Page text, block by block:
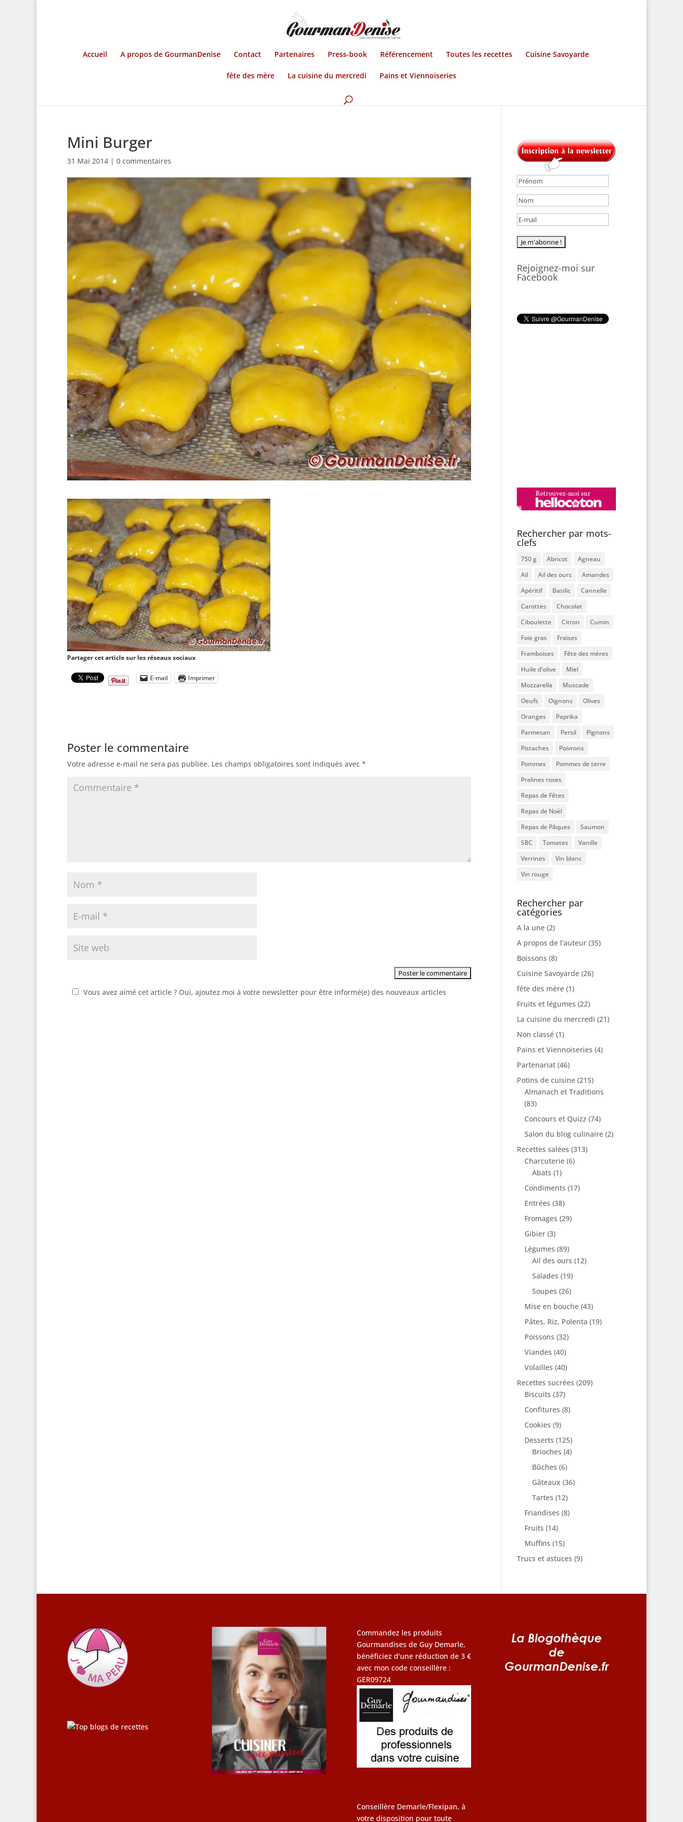
Accueil A propos de GourmanDenise Contact Partenaires Press-book Référencement Toutes les recettes Cuisine Savoyarde
fête des mère La cuisine du mercredi Pains et Viennoiseries
Mini Burger
31 Mai 2014 | 0 commentaires
Partager cet article sur les réseaux sociaux
E-mail Imprimer
Poster le commentaire
Votre adresse e-mail ne sera pas publiée. Les champs obligatoires sont indiqués avec *
Vous avez aimé cet article ? Oui, ajoutez moi à votre newsletter pour être informé(e) des nouveaux articles
Rejoignez-moi sur
Facebook
Rechercher par mots-
clefs
750 g Abricot
Agneau
Ail
Ail des ours
Amandes
Apéritif
Basilic
Cannelle
Carottes
Chocolat
Ciboulette
Citron
Cumin
Foie gras
Fraises
Framboises
Fête des mères
Huile d'olive
Miel
Mozzarella
Muscade
Oeufs
Oignons
Olives
Oranges
Paprika
Parmesan
Persil
Pignons
Pistaches
Poivrons
Pommes
Pommes de terre
Pralines roses
Repas de Fêtes
Repas de Noël
Repas de Pâques
Saumon
SBC
Tomates
Vanille
Verrines
Vin blanc
Vin rouge
Rechercher par
catégories
A la une(2)
A propos de l'auteur(35)
Boissons (8)
Cuisine Savoyarde(26)
fête des mère(1)
Fruits et légumes (22)
La cuisine du mercredi (21)
Non classé(1)
Pains et Viennoiseries (4)
Partenariat(46)
Potins de cuisine(215)
Almanach et Traditions
(83)
Concours et Quizz (74)
Salon du blog culinaire(2)
Recettes salées (313)
Charcuterie(6)
Abats (1)
Condiments (17)
Entrées (38)
Fromages (29)
Gibier(3)
Légumes (89)
Ail des ours (12)
Salades (19)
Soupes (26)
Mise en bouche(43)
Pâtes, Riz, Polenta (19)
Poissons (32)
Viandes (40)
Volailles (40)
Recettes sucrées (209)
Biscuits (37)
Confitures (8)
Cookies (9)
Desserts (125)
Brioches (4)
Bûches (6)
Gâteaux (36)
Tartes (12)
Friandises (8)
Fruits (14)
Muffins (15)
Trucs et astuces (9)
Commandez les produits
Gourmandises de Guy Demarle,
bénéficiez d'une réduction de 3 €
avec mon code conseillère :
GER09724
Conseillère Demarle/Flexipan, à
votre disposition pour toute